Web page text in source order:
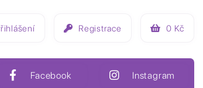
Registrace 0 Kč
Facebook Instagram